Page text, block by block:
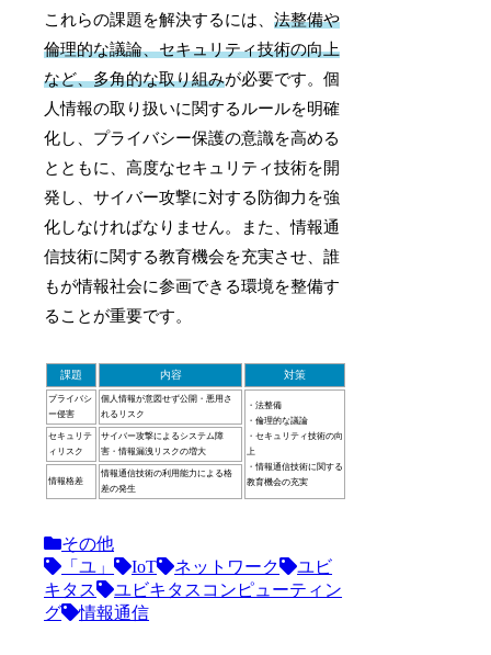
これらの課題を解決するには、法整備や
倫理的な議論、セキュリティ技術の向上
など、多角的な取り組みが必要です。個
人情報の取り扱いに関するルールを明確
化し、プライバシー保護の意識を高める
とともに、高度なセキュリティ技術を開
発し、サイバー攻撃に対する防御力を強
化しなければなりません。また、情報通
信技術に関する教育機会を充実させ、誰
もが情報社会に参画できる環境を整備す
ることが重要です。
課題 内容 対策
プライバシ
ー侵害
個人情報が意図せず公開・悪用さ
れるリスク
・法整備
・倫理的な議論
・セキュリティ技術の向
上
・情報通信技術に関する
教育機会の充実
セキュリテ
ィリスク
サイバー攻撃によるシステム障
害・情報漏洩リスクの増大
情報格差
情報通信技術の利用能力による格
差の発生
その他
「ユ」
IoT ネットワーク
ユビ
キタス
ユビキタスコンピューティン
グ
情報通信